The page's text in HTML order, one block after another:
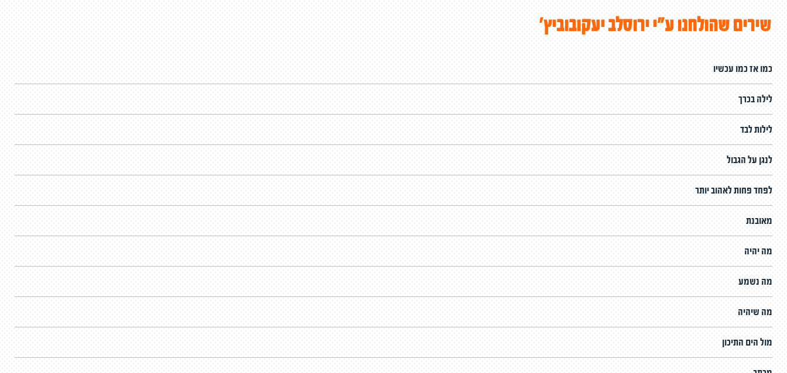
שירים שהולחנו ע"י ירוסלב יעקובוביץ'
כמו אז כמו עכשיו
לילה בכרך
לילות לבד
לנגן על הגבול
לפחד פחות לאהוב יותר
מאובנת
מה יהיה
מה נשמע
מה שיהיה
מול הים התיכון